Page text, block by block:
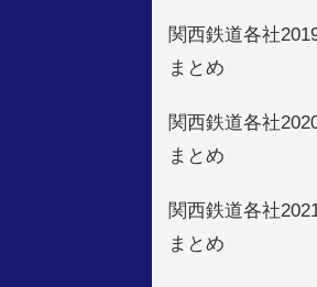
関西鉄道各社
まとめ
関西鉄道各社
まとめ
関西鉄道各社
まとめ